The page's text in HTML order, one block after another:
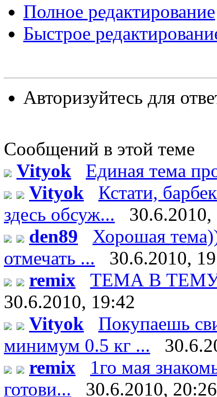
Полное редактирование
Быстрое
Авторизуйтесь для
Сообщений в этой теме
Vityok
Единая тема
Vityok
Кстати,
здесь обсуж...
den89
Хорошая
отмечать ...
30.6.2010,
remix
ТЕМА В ТЕМУ!!!
30.6.2010, 19:42
Vityok
Покупаешь
минимум 0.5 кг ...
remix
1го мая
готови...
30.6.2010, 20:26